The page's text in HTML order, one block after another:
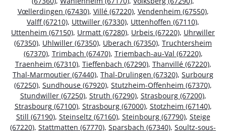
Vœllerdingen (67430), Villé (67220), Vendenheim (67550),
Valff (67210), Uttwiller (67330), Uttenhoffen (67110),
Uttenheim (67150), Urmatt (67280), Urbeis (67220), Uhrwiller
(67350), Uhlwiller (67350), Uberach (67350), Truchtersheim
(67370), Trimbach (67470), Triembach-au-Val (67220),
Traenheim (67310), Tieffenbach (67290), Thanvillé (67220),
Thal-Marmoutier (67440), Thal-Drulingen (67320), Surbourg
(67250), Sundhouse (67920), Stutzheim-Offenheim (67370),
Stundwiller (67250), Struth (67290), Strasbourg (67200),
Strasbourg (67100), Strasbourg (67000), Stotzheim (67140),
Still (67190), Steinseltz (67160), Steinbourg (67790), Steige
(67220), Stattmatten (67770), Sparsbach (67340), Soultz-sous-